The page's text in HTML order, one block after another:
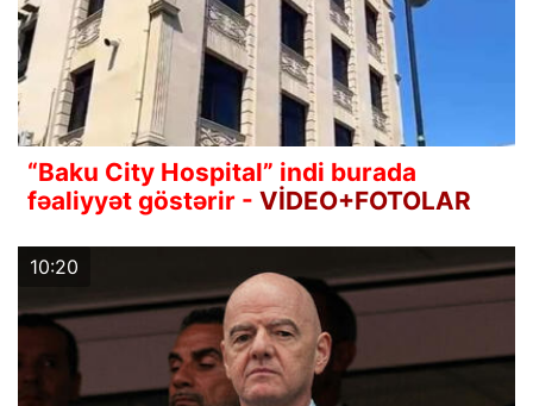
“Baku City Hospital” indi burada
fəaliyyət göstərir - VİDEO+FOTOLAR
10:20